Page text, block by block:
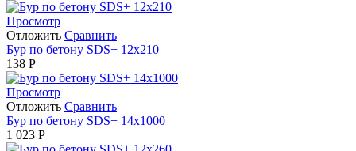
Просмотр
Отложить Сравнить
Бур по бетону SDS+ 12х210
138 Р
Просмотр
Отложить Сравнить
Бур по бетону SDS+ 14х1000
1 023 Р